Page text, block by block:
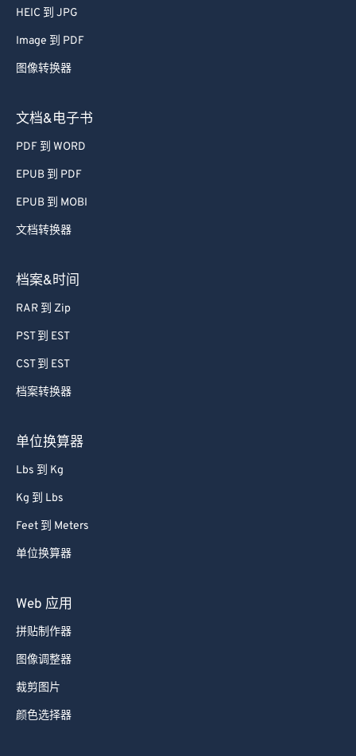
HEIC 到 JPG
Image 到 PDF
图像转换器
文档&电子书
PDF 到 WORD
EPUB 到 PDF
EPUB 到 MOBI
文档转换器
档案&时间
RAR 到 Zip
PST 到 EST
CST 到 EST
档案转换器
单位换算器
Lbs 到 Kg
Kg 到 Lbs
Feet 到 Meters
单位换算器
Web 应用
拼贴制作器
图像调整器
裁剪图片
颜色选择器